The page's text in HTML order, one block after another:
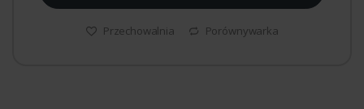
Przechowalnia Porównywarka